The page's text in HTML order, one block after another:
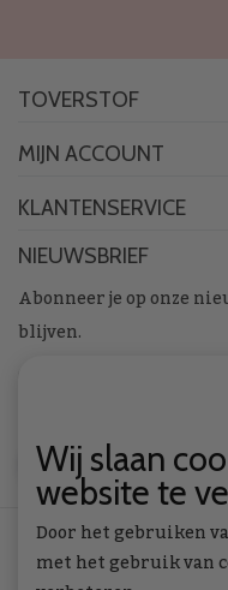
TOVERSTOF
MIJN ACCOUNT
KLANTENSERVICE
NIEUWSBRIEF
Abonneer je op onze
blijven.
ABONNEER
Wij slaan
website te
Door het gebruiken
met het gebruik van